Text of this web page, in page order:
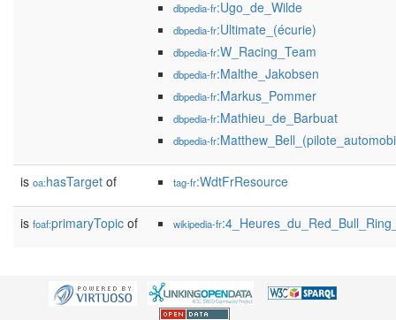
dbpedia-fr:Ugo_de_Wilde
dbpedia-fr:Ultimate_(écurie)
dbpedia-fr:W_Racing_Team
dbpedia-fr:Malthe_Jakobsen
dbpedia-fr:Markus_Pommer
dbpedia-fr:Mathieu_de_Barbuat
dbpedia-fr
is oa:hasTarget of tag-fr:WdtFrResource
is foaf:primaryTopic of wikipedia-fr